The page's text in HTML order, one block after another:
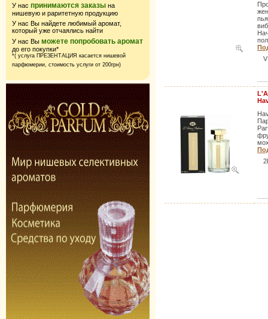
У нас принимаются заказы на
нишевую и раритетную продукцию
У нас Вы найдете любимый аромат,
который уже отчаялись найти
У нас Вы можете попробовать аромат
до его покупки*
*( услуга ПРЕЗЕНТАЦИЯ касается нишевой
парфюмерии, стоимость услуги от 200грн)
V